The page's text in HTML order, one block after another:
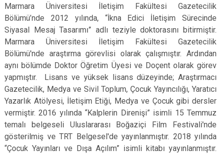
Marmara Üniversitesi İletişim Fakültesi Gazetecilik
Bölümü’nde 2012 yılında, “İkna Edici İletişim Sürecinde
Siyasal Mesaj Tasarımı” adlı teziyle doktorasını bitirmiştir.
Marmara Üniversitesi İletişim Fakültesi Gazetecilik
Bölümü'nde araştırma görevlisi olarak çalışmıştır. Ardından
aynı bölümde Doktor Öğretim Üyesi ve Doçent olarak görev
yapmıştır. Lisans ve yüksek lisans düzeyinde; Araştırmacı
Gazetecilik, Medya ve Sivil Toplum, Çocuk Yayıncılığı, Yaratıcı
Yazarlık Atölyesi, İletişim Etiği, Medya ve Çocuk gibi dersler
vermiştir. 2016 yılında “Kalplerin Direnişi” isimli 15 Temmuz
temalı belgeseli Uluslararası Boğaziçi Film Festivali'nde
gösterilmiş ve TRT Belgesel'de yayınlanmıştır. 2018 yılında
“Çocuk Yayınları ve Dışa Açılım” isimli kitabı yayınlanmıştır.